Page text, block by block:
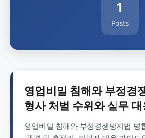
1
Posts
영업비밀 침해와 부정경
형사 처벌 수위와 실무
영업비밀 침해와 부정경쟁방지법 병